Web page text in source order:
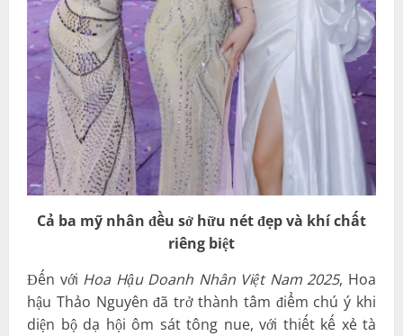
Cả ba mỹ nhân đều sở hữu nét đẹp và khí chất
riêng biệt
Đến với Hoa Hậu Doanh Nhân Việt Nam 2025, Hoa
hậu Thảo Nguyên đã trở thành tâm điểm chú ý khi
diện bộ dạ hội ôm sát tông nue, với thiết kế xẻ tà